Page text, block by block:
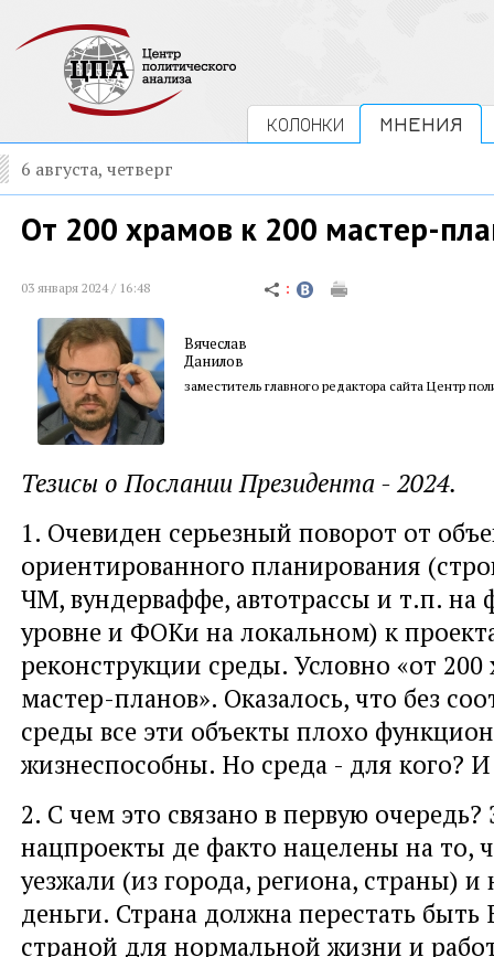
КОЛОНКИ МНЕНИЯ
6 августа, четверг
От 200 храмов к 200 мастер-
03 января 2024 / 16:48
Вячеслав
Данилов
заместитель главного редактора сайта Центр
Тезисы о Послании Президента - 2024.
1. Очевиден серьезный поворот от
ориентированного планирования
ЧМ, вундерваффе, автотрассы и т.п. на
уровне и ФОКи на локальном) к
реконструкции среды. Условно «от 200
мастер-планов». Оказалось, что без
среды все эти объекты плохо
жизнеспособны. Но среда - для кого? И
2. С чем это связано в первую
нацпроекты де факто нацелены на то,
уезжали (из города, региона, страны) и
деньги. Страна должна перестать быть
страной для нормальной жизни и